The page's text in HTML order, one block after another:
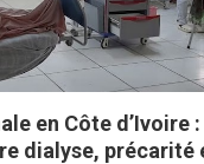
en Côte d’Ivoire
dialyse, précarité